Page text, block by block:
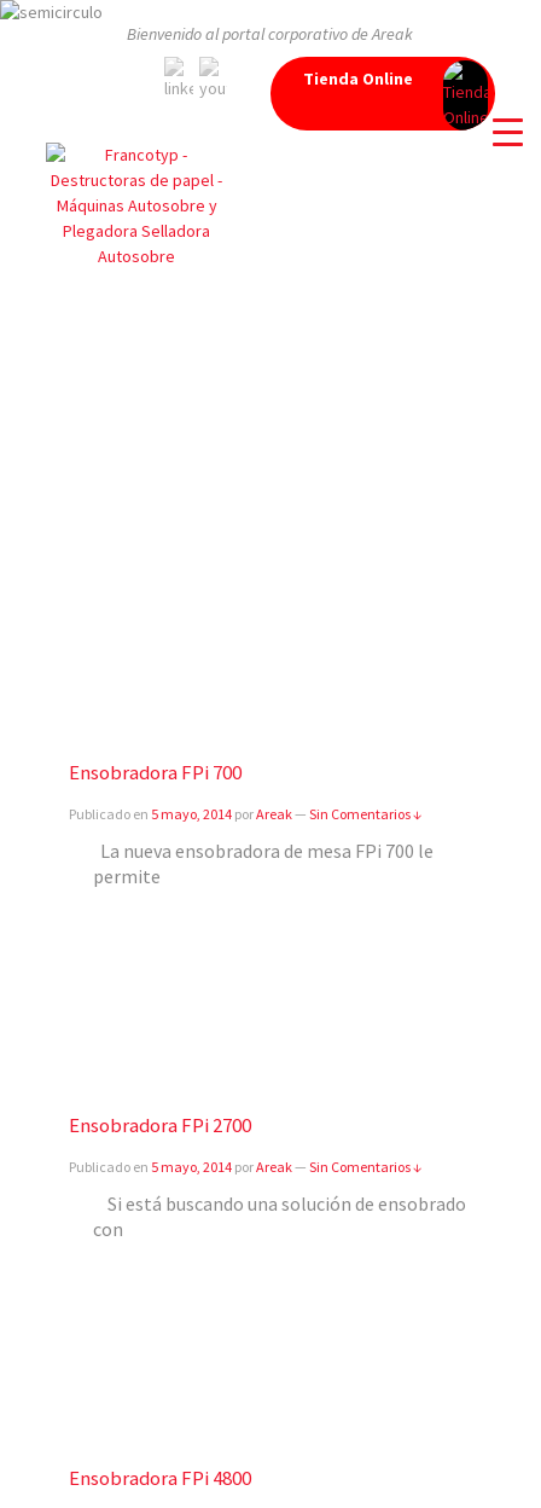
Bienvenido al portal corporativo de Areak
Tienda Online
Ensobradora FPi 700
Publicado en 5 mayo, 2014porAreak— Sin Comentarios ↓
La nueva ensobradora de mesa FPi 700 le
permite
Ensobradora FPi 2700
Publicado en 5 mayo, 2014porAreak— Sin Comentarios ↓
Si está buscando una solución de ensobrado
con
Ensobradora FPi 4800